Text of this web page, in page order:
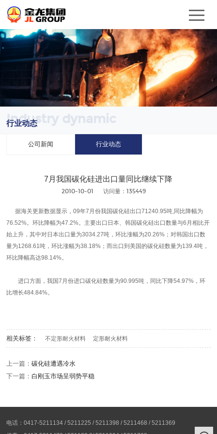
Industry dynamic
行业动态
公司新闻 行业动态
7月我国碳化硅进出口量同比继续下降
2010-10-01 访问量：135449
据海关更新数据显示，09年7月份我国碳化硅出口71240.95吨,同比降幅为
76.52%。环比降幅为47.2%。主要出口日本、韩国碳化硅出口数量与6月相比开
始上升，其中对日本出口量为3034.27吨，环比涨幅为20.26%；对韩国出口数
量为1268.61吨，环比涨幅为38.18%；而出口到美国的碳化硅数量为139.4吨，
环比降幅高达98.14%。
进口方面，我国7月份进口碳化硅数量为90.995吨，同比下降54.97%，环
比增长484.84%。
相关标签： 不定形耐火材料 定形耐火材料
上一篇：碳化硅遭遇冷水
下一篇： 白刚玉市场呈弱势平稳
电话：0417-5211134 / 5211225 / 5211398 / 5211468 / 5211369